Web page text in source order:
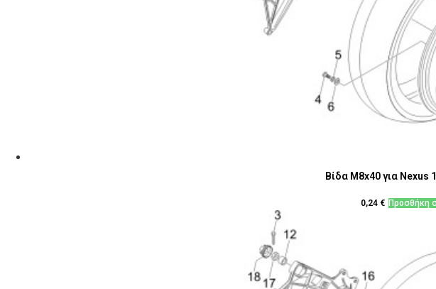
Βίδα M8x40 για Nexus
0,24 € Προσθήκη